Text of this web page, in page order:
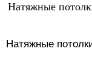
Натяжные
Натяжные